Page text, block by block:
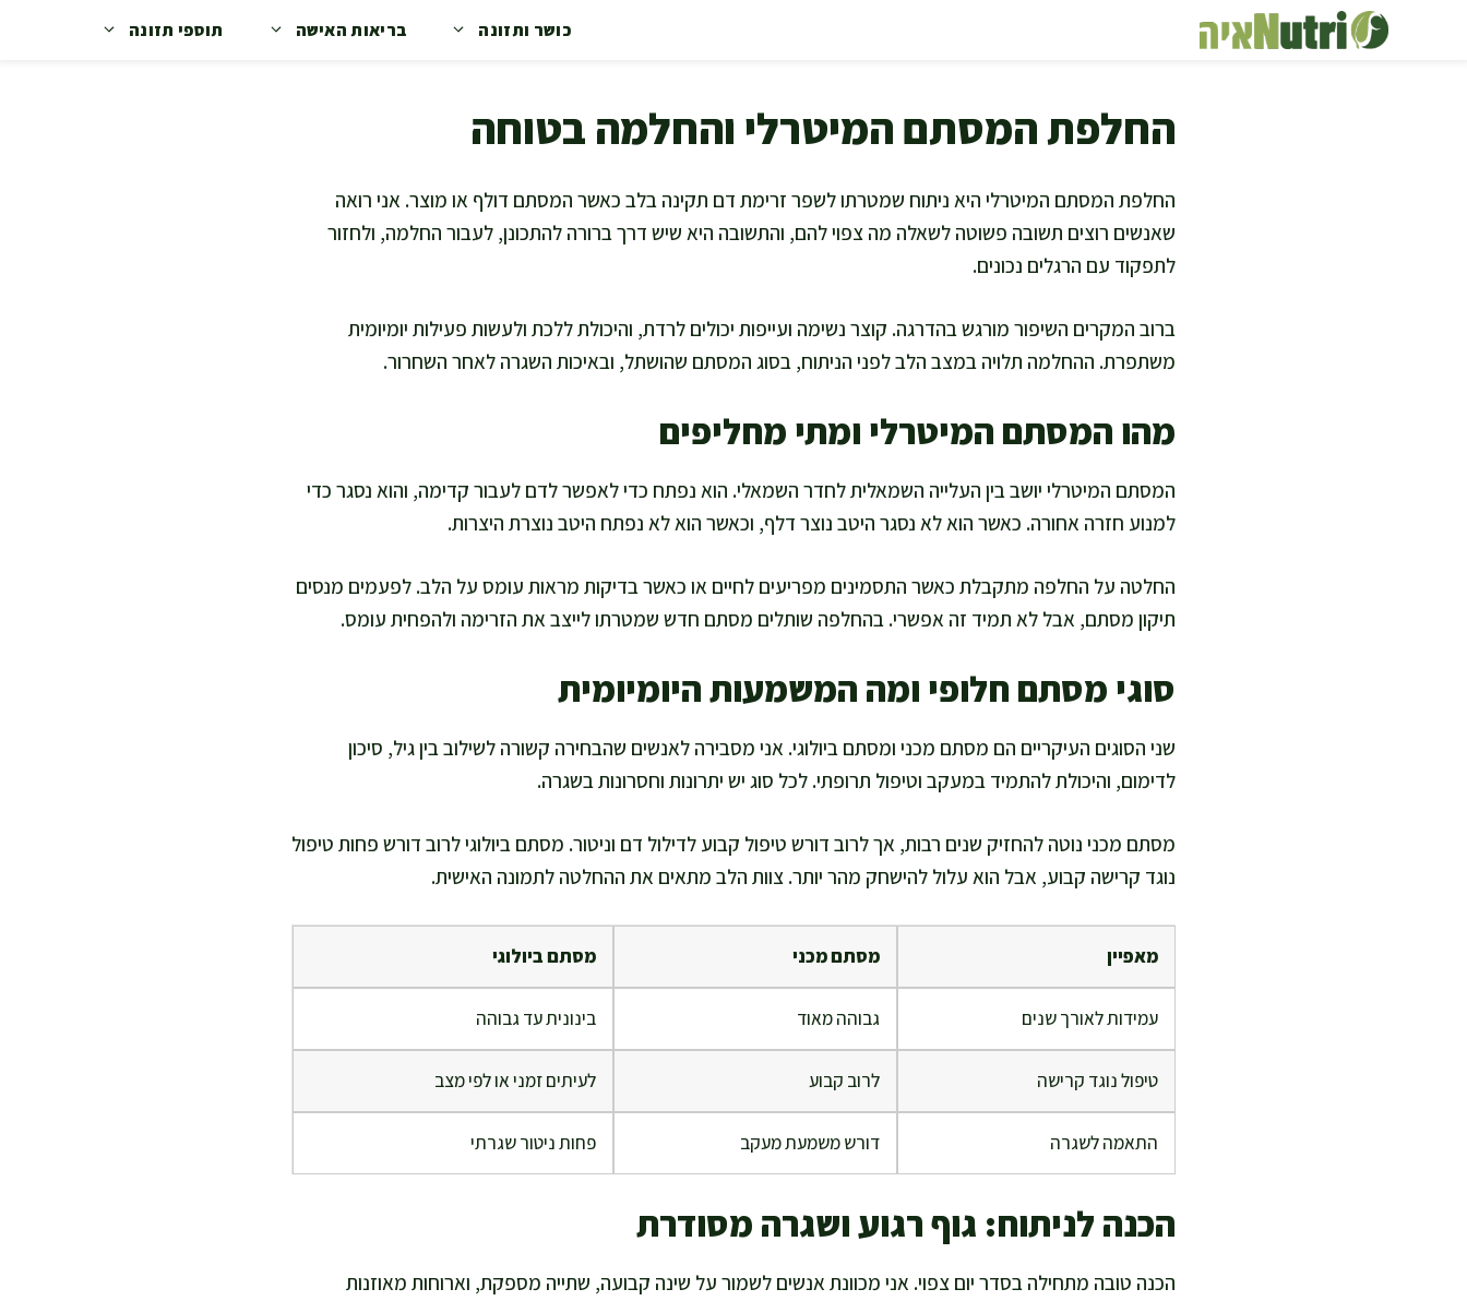
כושר ותזונה בריאות האישה תוספי תזונה
החלפת המסתם המיטרלי והחלמה בטוחה
החלפת המסתם המיטרלי היא ניתוח שמטרתו לשפר זרימת דם תקינה בלב כאשר המסתם דולף או מוצר. אני רואה
שאנשים רוצים תשובה פשוטה לשאלה מה צפוי להם, והתשובה היא שיש דרך ברורה להתכונן, לעבור החלמה, ולחזור
לתפקוד עם הרגלים נכונים.
ברוב המקרים השיפור מורגש בהדרגה. קוצר נשימה ועייפות יכולים לרדת, והיכולת ללכת ולעשות פעילות יומיומית
משתפרת. ההחלמה תלויה במצב הלב לפני הניתוח, בסוג המסתם שהושתל, ובאיכות השגרה לאחר השחרור.
מהו המסתם המיטרלי ומתי מחליפים
המסתם המיטרלי יושב בין העלייה השמאלית לחדר השמאלי. הוא נפתח כדי לאפשר לדם לעבור קדימה, והוא נסגר כדי
למנוע חזרה אחורה. כאשר הוא לא נסגר היטב נוצר דלף, וכאשר הוא לא נפתח היטב נוצרת היצרות.
החלטה על החלפה מתקבלת כאשר התסמינים מפריעים לחיים או כאשר בדיקות מראות עומס על הלב. לפעמים מנסים
תיקון מסתם, אבל לא תמיד זה אפשרי. בהחלפה שותלים מסתם חדש שמטרתו לייצב את הזרימה ולהפחית עומס.
סוגי מסתם חלופי ומה המשמעות היומיומית
שני הסוגים העיקריים הם מסתם מכני ומסתם ביולוגי. אני מסבירה לאנשים שהבחירה קשורה לשילוב בין גיל, סיכון
לדימום, והיכולת להתמיד במעקב וטיפול תרופתי. לכל סוג יש יתרונות וחסרונות בשגרה.
מסתם מכני נוטה להחזיק שנים רבות, אך לרוב דורש טיפול קבוע לדילול דם וניטור. מסתם ביולוגי לרוב דורש פחות טיפול
נוגד קרישה קבוע, אבל הוא עלול להישחק מהר יותר. צוות הלב מתאים את ההחלטה לתמונה האישית.
מאפיין מסתם מכני מסתם ביולוגי
עמידות לאורך שנים גבוהה מאוד בינונית עד גבוהה
טיפול נוגד קרישה לרוב קבוע לעיתים זמני או לפי מצב
התאמה לשגרה דורש משמעת מעקב פחות ניטור שגרתי
הכנה לניתוח: גוף רגוע ושגרה מסודרת
הכנה טובה מתחילה בסדר יום צפוי. אני מכוונת אנשים לשמור על שינה קבועה, שתייה מספקת, וארוחות מאוזנות